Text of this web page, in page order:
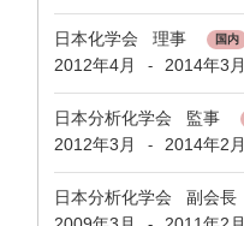
日本化学会 理事 国内
2012年4月 - 2014年3月
日本分析化学会 監事
2012年3月 - 2014年2月
日本分析化学会 副会長